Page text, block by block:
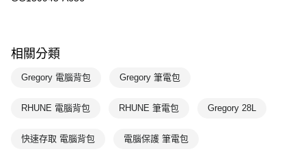
相關分類
Gregory 電腦背包 Gregory 筆電包
RHUNE 電腦背包 RHUNE 筆電包 Gregory 28L
快速存取 電腦背包 電腦保護 筆電包